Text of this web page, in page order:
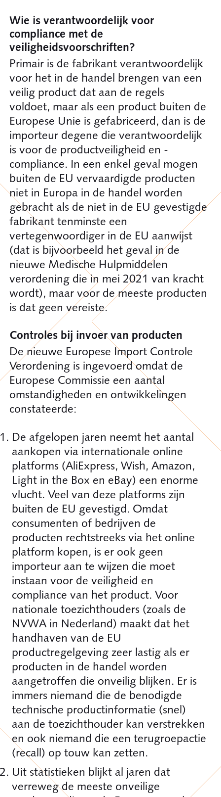
Wie is verantwoordelijk voor
compliance met de
veiligheidsvoorschriften?
Primair is de fabrikant verantwoordelijk
voor het in de handel brengen van een
veilig product dat aan de regels
voldoet, maar als een product buiten de
Europese Unie is gefabriceerd, dan is de
importeur degene die verantwoordelijk
is voor de productveiligheid en -
compliance. In een enkel geval mogen
buiten de EU vervaardigde producten
niet in Europa in de handel worden
gebracht als de niet in de EU gevestigde
fabrikant tenminste een
vertegenwoordiger in de EU aanwijst
(dat is bijvoorbeeld het geval in de
nieuwe Medische Hulpmiddelen
verordening die in mei 2021 van kracht
wordt), maar voor de meeste producten
is dat geen vereiste.
Controles bij invoer van producten
De nieuwe Europese Import Controle
Verordening is ingevoerd omdat de
Europese Commissie een aantal
omstandigheden en ontwikkelingen
constateerde:
De afgelopen jaren neemt het aantal
aankopen via internationale online
platforms (AliExpress, Wish, Amazon,
Light in the Box en eBay) een enorme
vlucht. Veel van deze platforms zijn
buiten de EU gevestigd. Omdat
consumenten of bedrijven de
producten rechtstreeks via het online
platform kopen, is er ook geen
importeur aan te wijzen die moet
instaan voor de veiligheid en
compliance van het product. Voor
nationale toezichthouders (zoals de
NVWA in Nederland) maakt dat het
handhaven van de EU
productregelgeving zeer lastig als er
producten in de handel worden
aangetroffen die onveilig blijken. Er is
immers niemand die de benodigde
technische productinformatie (snel)
aan de toezichthouder kan verstrekken
en ook niemand die een terugroepactie
(recall) op touw kan zetten.
Uit statistieken blijkt al jaren dat
verreweg de meeste onveilige